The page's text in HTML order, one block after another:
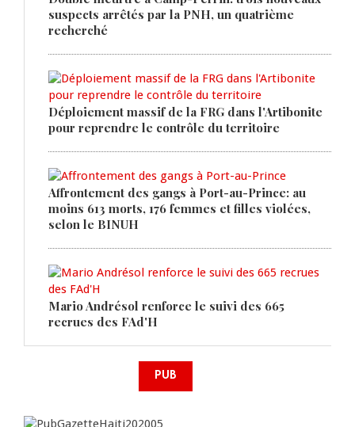
suspects arrêtés par la PNH, un quatrième
recherché
Déploiement massif de la FRG dans l'Artibonite
pour reprendre le contrôle du territoire
Affrontement des gangs à Port-au-Prince: au
moins 613 morts, 176 femmes et filles violées,
selon le BINUH
Mario Andrésol renforce le suivi des 665
recrues des FAd'H
PUB